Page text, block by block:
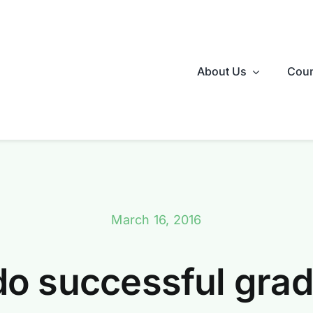
About Us
March 16, 2016
successful